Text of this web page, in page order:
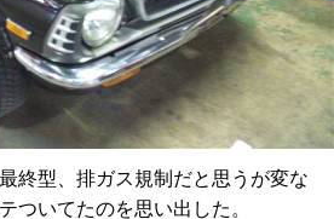
終型、排ガス規制だと思うが変な
ついてたのを思い出した。